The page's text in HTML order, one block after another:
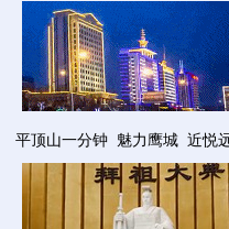
平顶山一分钟  魅力鹰城  近悦